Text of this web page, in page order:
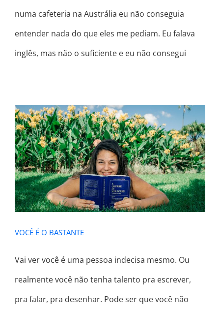
numa cafeteria na Austrália eu não conseguia
entender nada do que eles me pediam. Eu falava
inglês, mas não o suficiente e eu não consegui
VOCÊ É O BASTANTE
VOCÊ É O BASTANTE
Vai ver você é uma pessoa indecisa mesmo. Ou
realmente você não tenha talento pra escrever,
pra falar, pra desenhar. Pode ser que você não